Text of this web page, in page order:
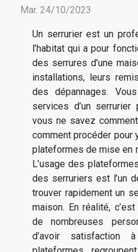
Mar. 24/10/2023
Un serrurier est un
l’habitat qui a pour
des serrures d’une
installations, leurs
des dépannages.
services d’un serrurier
vous ne savez
comment procéder pour
plateformes de mise en
L’usage des
des serruriers est l’un
trouver rapidement un
maison. En réalité,
de nombreuses
d’avoir satisfaction